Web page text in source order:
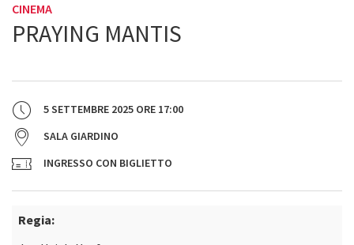
CINEMA
PRAYING MANTIS
5 SETTEMBRE 2025 ORE 17:00
SALA GIARDINO
INGRESSO CON BIGLIETTO
Regia: